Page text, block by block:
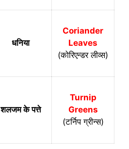
धनिया
Coriander
Leaves
(कोरिएन्डर लीव्स)
शलजम के पत्ते
Turnip
Greens
(टर्निप ग्रीन्स)